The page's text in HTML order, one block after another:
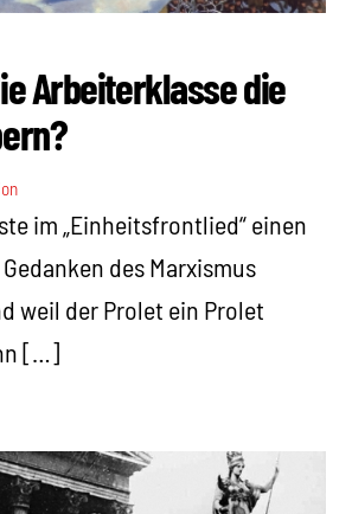
Arbeiterklasse die
im „Einheitsfrontlied“ einen
des Marxismus
weil der Prolet ein Prolet
[…]